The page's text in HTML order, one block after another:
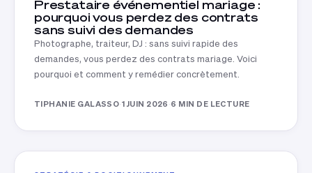
Prestataire événementiel mariage :
pourquoi vous perdez des contrats
sans suivi des demandes
Photographe, traiteur, DJ : sans suivi rapide des
demandes, vous perdez des contrats mariage. Voici
pourquoi et comment y remédier concrètement.
TIPHANIE GALASSO·1 JUIN 2026 ·6 MIN DE LECTURE